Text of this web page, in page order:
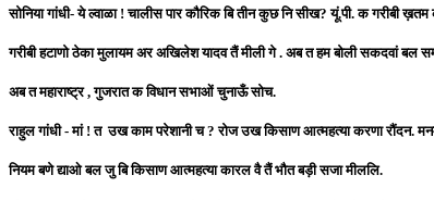
सोनिया गांधी- ये ल्वाळा ! चालीस पार कौरिक बि तीन कुछ नि सीख? यूं.पी. क गरीबी
गरीबी हटाणो ठेका मुलायम अर अखिलेश यादव तैं मीली गे . अब त हम बोली सकदवां बल
अब त महाराष्ट्र , गुजरात क विधान सभाओं चुनाऊँ सोच.
राहुल गांधी - मां ! त उख काम परेशानी च ? रोज उख किसाण आत्महत्या करणा रौंदन.
नियम बणे द्याओ बल जु बि किसाण आत्महत्या कारल वै तैं भौत बड़ी सजा मीललि.